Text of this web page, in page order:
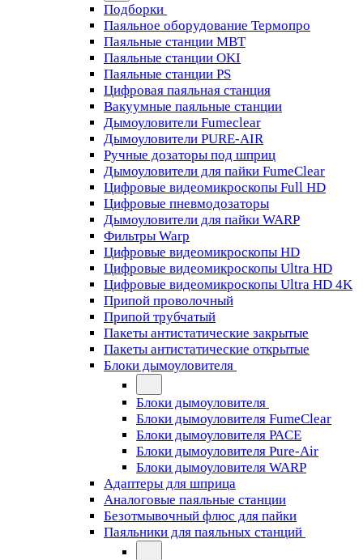
Подборки
Паяльное оборудование Термопро
Паяльные станции MBT
Паяльные станции OKI
Паяльные станции PS
Цифровая паяльная станция
Вакуумные паяльные станции
Дымоуловители Fumeclear
Дымоуловители PURE-AIR
Ручные дозаторы под шприц
Дымоуловители для пайки FumeClear
Цифровые видеомикроскопы Full HD
Цифровые пневмодозаторы
Дымоуловители для пайки WARP
Фильтры Warp
Цифровые видеомикроскопы HD
Цифровые видеомикроскопы Ultra HD
Цифровые видеомикроскопы Ultra HD 4K
Припой проволочный
Припой трубчатый
Пакеты антистатические закрытые
Пакеты антистатические открытые
Блоки дымоуловителя
Блоки дымоуловителя
Блоки дымоуловителя FumeClear
Блоки дымоуловителя PACE
Блоки дымоуловителя Pure-Air
Блоки дымоуловителя WARP
Адаптеры для шприца
Аналоговые паяльные станции
Безотмывочный флюс для пайки
Паяльники для паяльных станций